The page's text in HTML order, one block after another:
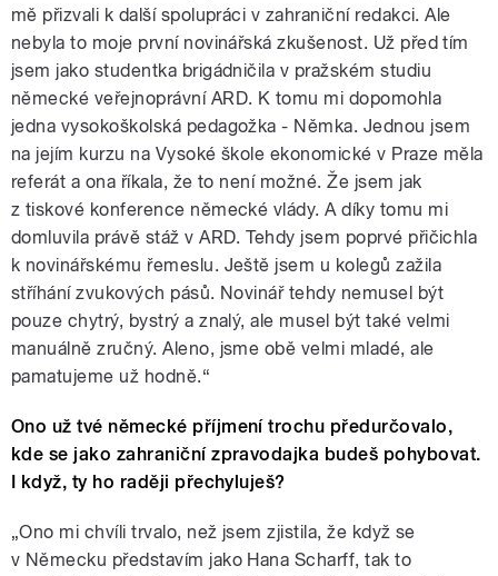
mě přizvali k další spolupráci v zahraniční redakci. Ale
nebyla to moje první novinářská zkušenost. Už před tím
jsem jako studentka brigádničila v pražském studiu
německé veřejnoprávní ARD. K tomu mi dopomohla
jedna vysokoškolská pedagožka - Němka. Jednou jsem
na jejím kurzu na Vysoké škole ekonomické v Praze měla
referát a ona říkala, že to není možné. Že jsem jak
z tiskové konference německé vlády. A díky tomu mi
domluvila právě stáž v ARD. Tehdy jsem poprvé přičichla
k novinářskému řemeslu. Ještě jsem u kolegů zažila
stříhání zvukových pásů. Novinář tehdy nemusel být
pouze chytrý, bystrý a znalý, ale musel být také velmi
manuálně zručný. Aleno, jsme obě velmi mladé, ale
pamatujeme už hodně.“
Ono už tvé německé příjmení trochu předurčovalo,
kde se jako zahraniční zpravodajka budeš pohybovat.
I když, ty ho raději přechyluješ?
„Ono mi chvíli trvalo, než jsem zjistila, že když se
v Německu představím jako Hana Scharff, tak to